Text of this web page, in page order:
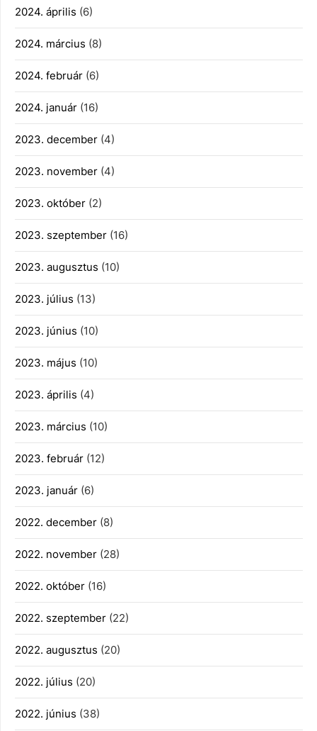
2024. április (6)
2024. március (8)
2024. február (6)
2024. január (16)
2023. december (4)
2023. november (4)
2023. október (2)
2023. szeptember (16)
2023. augusztus (10)
2023. július (13)
2023. június (10)
2023. május (10)
2023. április (4)
2023. március (10)
2023. február (12)
2023. január (6)
2022. december (8)
2022. november (28)
2022. október (16)
2022. szeptember (22)
2022. augusztus (20)
2022. július (20)
2022. június (38)